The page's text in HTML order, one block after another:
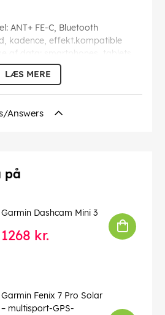
ANT+ FE-C, Bluetooth
kadence, effekt.kompatible
af data: smartphones, tablets,
pc (med ANT+
om kompatibilitet
tjenester Strømforsyning:
fejl.
LÆS MERE
Answers
på
Garmin Dashcam Mini 3
1268 kr.
Garmin Fenix 7 Pro Solar
– multisport-GPS-